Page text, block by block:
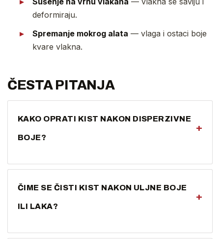
deformiraju.
Spremanje mokrog alata — vlaga i ostaci boje
kvare vlakna.
ČESTA PITANJA
KAKO OPRATI KIST NAKON DISPERZIVNE
BOJE?
+
Mlakom vodom i blagim sapunom, perući do same
i osušite.
ČIME SE ČISTI KIST NAKON ULJNE BOJE
ILI LAKA?
+